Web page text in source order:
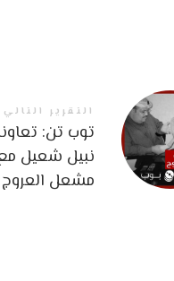
التقرير التالي
توب تن:
نبيل شعيل
مشعل العروج